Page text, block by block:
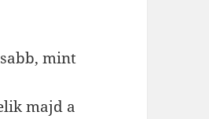
mint
majd a